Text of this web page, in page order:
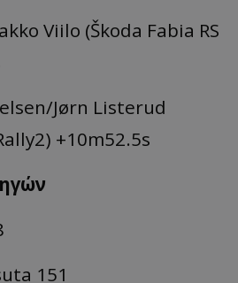
Viilo (Škoda Fabia RS
Jørn Listerud
+10m52.5s
151